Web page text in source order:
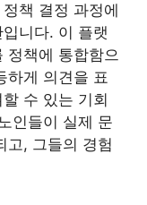
책 결정 과정에
니다. 이 플랫
정책에 통합함으
하게 의견을 표
수 있는 기회
인들이 실제 문
고, 그들의 경험